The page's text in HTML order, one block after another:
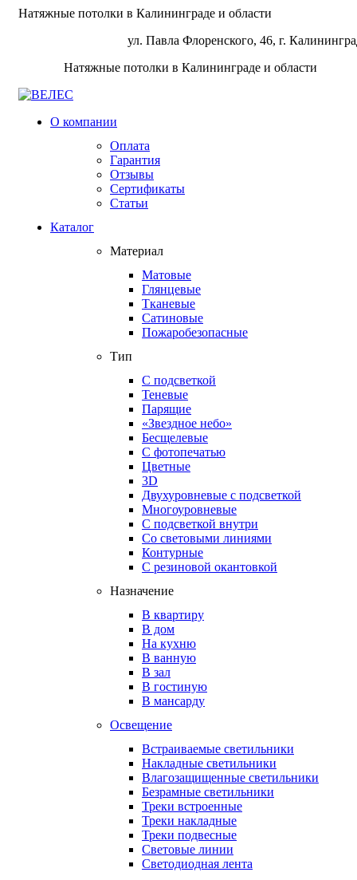
Натяжные потолки в Калининграде и области
ул. Павла Флоренского, 46, г.
Натяжные потолки в Калининграде и области
О компании
Оплата
Гарантия
Отзывы
Сертификаты
Статьи
Каталог
Материал
Матовые
Глянцевые
Тканевые
Сатиновые
Пожаробезопасные
Тип
С подсветкой
Теневые
Парящие
«Звездное небо»
Бесщелевые
С фотопечатью
Цветные
3D
Двухуровневые с подсветкой
Многоуровневые
С подсветкой внутри
Со световыми линиями
Контурные
С резиновой окантовкой
Назначение
В квартиру
В дом
На кухню
В ванную
В зал
В гостиную
В мансарду
Освещение
Встраиваемые светильники
Накладные светильники
Влагозащищенные светильники
Безрамные светильники
Треки встроенные
Треки накладные
Треки подвесные
Световые линии
Светодиодная лента